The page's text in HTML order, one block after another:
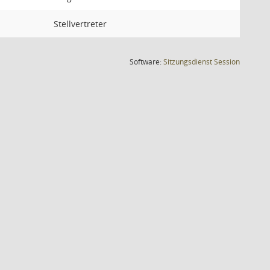
Stellvertreter
Software:SitzungsdienstSession(Wird in